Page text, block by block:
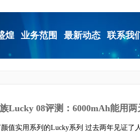
煌 业务范围 最新动态 联系我
Lucky 08评测：6000mAh能用两
值实用系列的Lucky系列 过去两年见证了